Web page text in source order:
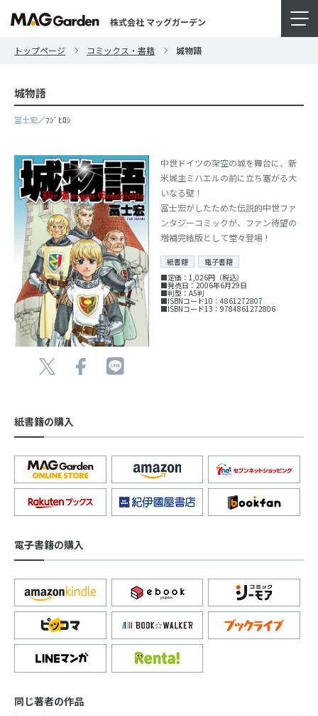
株式会社 マッグガーデン
トップページ コミックス・書籍 城物語
城物語
冨士宏／ﾌｼﾞﾋﾛｼ
中世ドイツの架空の城を舞台に、新
米城主ミハエルの前に立ち塞がる大
いなる壁！
冨士宏がしたためた伝説的中世ファ
ンタジーコミックが、ファン待望の
増補完結版として堂々登場！
紙書籍
電子書籍
■定価：1,026円（税込）
■発売日：2006年6月29日
■判型：A5判
■ISBNコード10：4861272807
■ISBNコード13：9784861272806
紙書籍の購入
電子書籍の購入
同じ著者の作品